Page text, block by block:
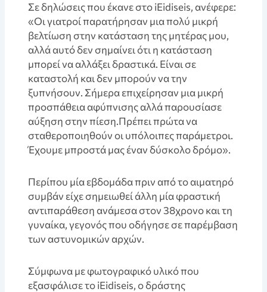
Σε δηλώσεις που έκανε στο iEidiseis, ανέφερε:
«Οι γιατροί παρατήρησαν μια πολύ μικρή
βελτίωση στην κατάσταση της μητέρας μου,
αλλά αυτό δεν σημαίνει ότι η κατάσταση
μπορεί να αλλάξει δραστικά. Είναι σε
καταστολή και δεν μπορούν να την
ξυπνήσουν. Σήμερα επιχείρησαν μια μικρή
προσπάθεια αφύπνισης αλλά παρουσίασε
αύξηση στην πίεση.Πρέπει πρώτα να
σταθεροποιηθούν οι υπόλοιπες παράμετροι.
Έχουμε μπροστά μας έναν δύσκολο δρόμο».
Περίπου μία εβδομάδα πριν από το αιματηρό
συμβάν είχε σημειωθεί άλλη μία φραστική
αντιπαράθεση ανάμεσα στον 38χρονο και τη
γυναίκα, γεγονός που οδήγησε σε παρέμβαση
των αστυνομικών αρχών.
Σύμφωνα με φωτογραφικό υλικό που
εξασφάλισε το iEidiseis, ο δράστης